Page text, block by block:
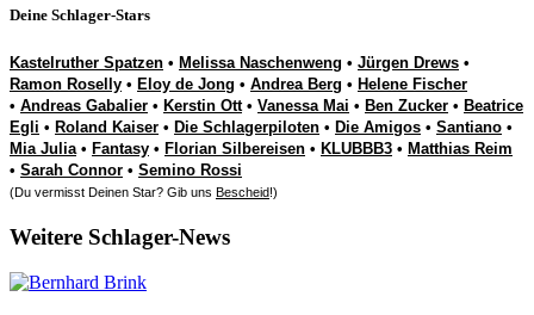
Deine Schlager-Stars
Kastelruther Spatzen • Melissa Naschenweng • Jürgen Drews •
Ramon Roselly • Eloy de Jong • Andrea Berg • Helene Fischer
• Andreas Gabalier • Kerstin Ott• Vanessa Mai • Ben Zucker • Beatrice
Egli • Roland Kaiser • Die Schlagerpiloten • Die Amigos • Santiano •
Mia Julia• Fantasy • Florian Silbereisen • KLUBBB3 • Matthias Reim
• Sarah Connor • Semino Rossi
(Du vermisst Deinen Star? Gib uns Bescheid!)
Weitere Schlager-News